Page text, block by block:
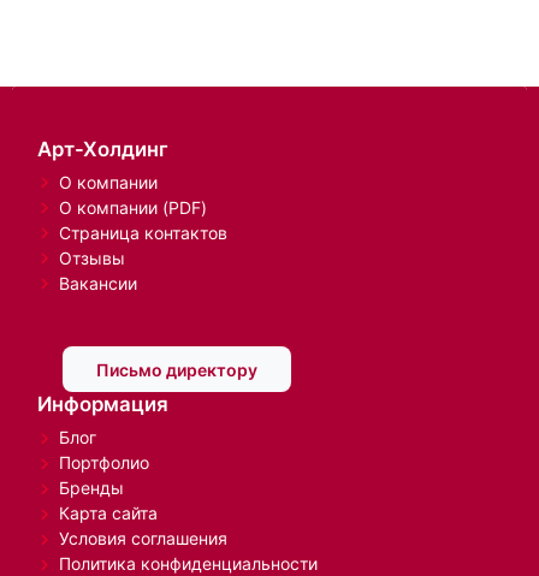
Арт-Холдинг
О компании
О компании (PDF)
Страница контактов
Отзывы
Вакансии
Письмо директору
Информация
Блог
Портфолио
Бренды
Карта сайта
Условия соглашения
Политика конфиденциальности